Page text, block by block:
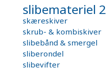
slibemateriel 2
skæreskiver
skrub- & kombiskiver
slibebånd & smergel
sliberondel
slibevifter